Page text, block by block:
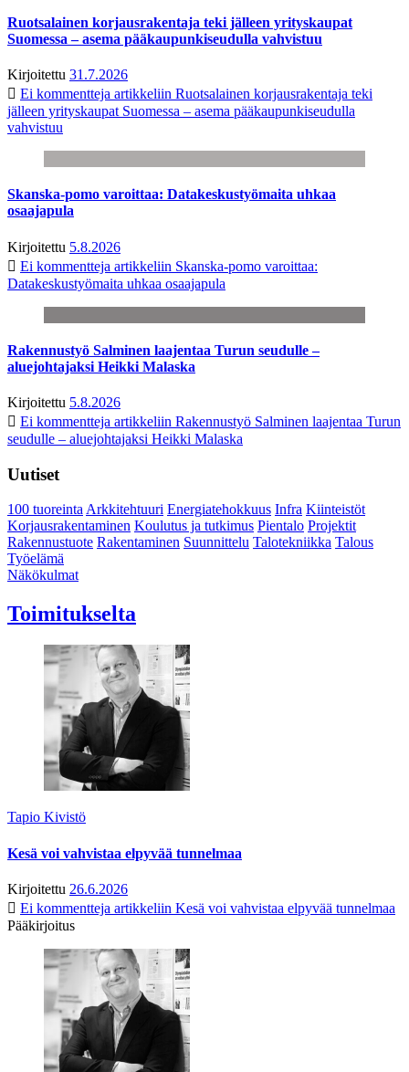
Ruotsalainen korjausrakentaja teki jälleen yrityskaupat
Suomessa – asema pääkaupunkiseudulla vahvistuu
Kirjoitettu 31.7.2026
Ei kommentteja artikkeliin Ruotsalainen korjausrakentaja teki
jälleen yrityskaupat Suomessa – asema pääkaupunkiseudulla
vahvistuu
Skanska-pomo varoittaa: Datakeskustyömaita uhkaa
osaajapula
Kirjoitettu 5.8.2026
Ei kommentteja artikkeliin Skanska-pomo varoittaa:
Datakeskustyömaita uhkaa osaajapula
Rakennustyö Salminen laajentaa Turun seudulle –
aluejohtajaksi Heikki Malaska
Kirjoitettu 5.8.2026
Ei kommentteja artikkeliin Rakennustyö Salminen laajentaa Turun
seudulle – aluejohtajaksi Heikki Malaska
Uutiset
100 tuoreintaArkkitehtuuri Energiatehokkuus Infra Kiinteistöt
Korjausrakentaminen Koulutus ja tutkimus Pientalo Projektit
Rakennustuote Rakentaminen Suunnittelu Talotekniikka Talous
Työelämä
Näkökulmat
Toimitukselta
Tapio Kivistö
Kesä voi vahvistaa elpyvää tunnelmaa
Kirjoitettu 26.6.2026
Ei kommentteja artikkeliin Kesä voi vahvistaa elpyvää tunnelmaa
Pääkirjoitus